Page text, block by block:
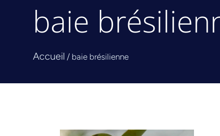
baie
Accueil / baie brésilienne